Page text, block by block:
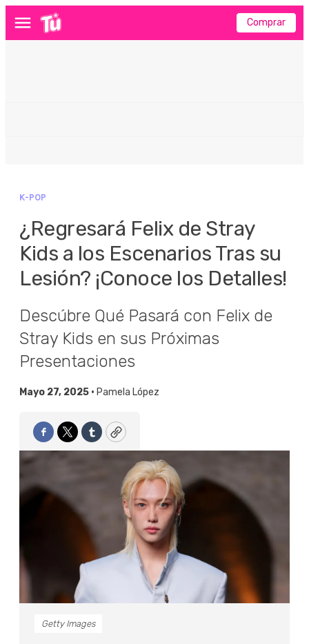
Menú Comprar
K-POP
¿Regresará Felix de Stray
Kids a los Escenarios Tras su
Lesión? ¡Conoce los Detalles!
Descúbre Qué Pasará con Felix de
Stray Kids en sus Próximas
Presentaciones
Mayo 27, 2025 • Pamela López
Facebook
TwitterTumblrCopy
Getty Images